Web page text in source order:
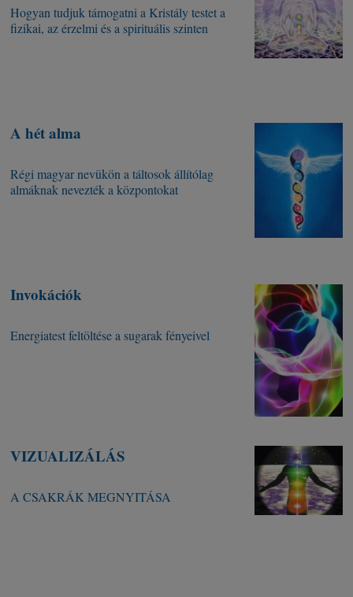
Hogyan tudjuk támogatni a Kristály testet a
fizikai, az érzelmi és a spirituális szinten
A hét alma
Régi magyar nevükön a táltosok állítólag
almáknak nevezték a központokat
Invokációk
Energiatest feltöltése a sugarak fényeivel
VIZUALIZÁLÁS
A CSAKRÁK MEGNYITÁSA